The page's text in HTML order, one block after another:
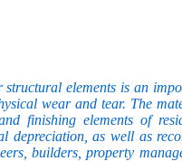
elements is an
wear and tear. The
finishing elements of
depreciation, as well as
builders, property